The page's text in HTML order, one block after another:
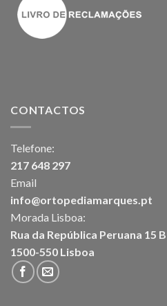
CONTACTOS
Telefone:
217 648 297
Email
info@ortopediamarques.pt
Morada Lisboa:
Rua da República Peruana 15 B
1500-550 Lisboa